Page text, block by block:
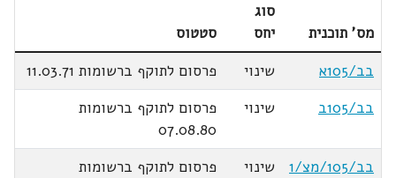
מס' תוכנית
סוג
יחס
סטטוס
בב/105א
שינוי
פרסום לתוקף ברשומות 11.03.71
בב/105ב
שינוי
פרסום לתוקף ברשומות
07.08.80
בב/105/מצ/1
שינוי
פרסום לתוקף ברשומות